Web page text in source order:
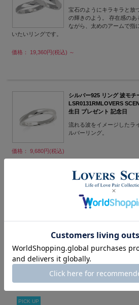
宝石のようにキラキラと放
の輝きのよう。 存在感のあ
ながら、太めのアームで指
いたいリングです。
価格： 19,360円(税込) ～
シルバー925 リング 波モチ
LSR0131RMLOVERS
生日 プレゼント 記念日
流れる波をイメージしたラ
ルバーリング。
価格： 9,680円(税込)
ダイヤモンド リング シル
ルド シルバー レディース
～10日 LOVERS SCENE
波と光をモチーフに、3石
ルバーリング。
価格： 13,200円(税込)
PICK UP